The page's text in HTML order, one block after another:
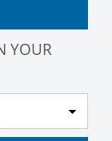
YOUR